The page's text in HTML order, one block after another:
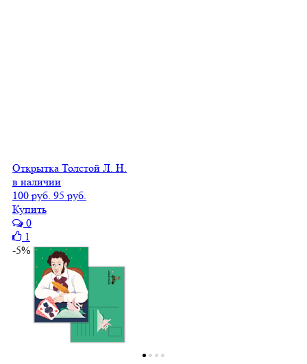
Открытка Толстой Л. Н.
в наличии
100 руб. 95 руб.
Купить
0
1
-5%